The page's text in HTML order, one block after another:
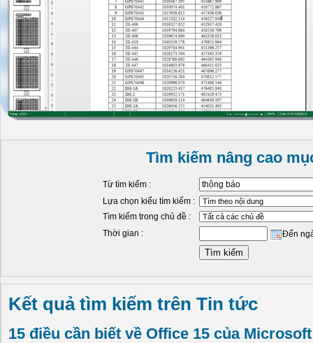
Tìm kiếm nâng cao
Từ tìm kiếm :
Lựa chọn kiểu tìm kiếm :
Tìm kiếm trong chủ đề :
Thời gian :
Đến
Kết quả tìm kiếm trên Tin tức
15 điều cần biết về Office 15 của Microsoft